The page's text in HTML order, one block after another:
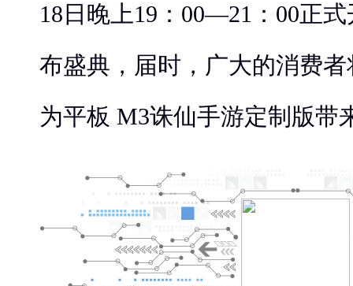
18日晚上19：00—21：00正
布盛典，届时，广大的消费
为平板 M3诛仙手游定制版带